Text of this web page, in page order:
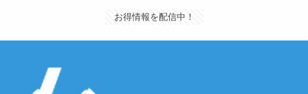
お得情報を配信中！